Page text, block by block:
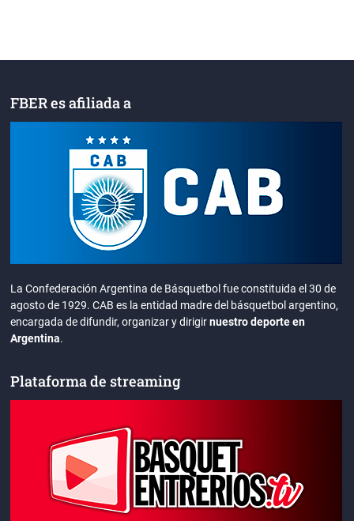
FBER es afiliada a
La Confederación Argentina de Básquetbol fue constituida el 30 de
agosto de 1929. CAB es la entidad madre del básquetbol argentino,
encargada de difundir, organizar y dirigirnuestro deporte en
Argentina.
Plataforma de streaming